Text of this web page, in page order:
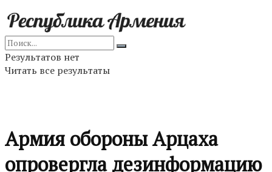
Результатов нет
Читать все результаты
Армия обороны Арцаха
опровергла дезинформацию